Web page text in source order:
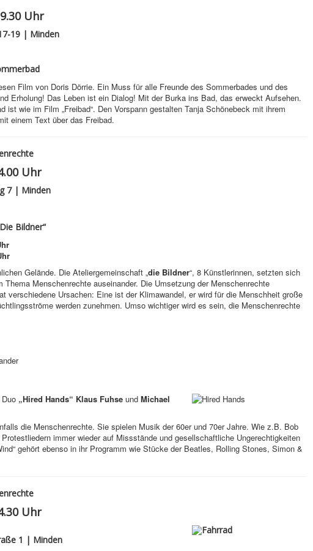
Uhr
19 | Minden
Film von Doris Dörrie. Ein Muss für alle Freunde des Sommerbades und des
Erholung! Das Leben ist ein Dialog! Mit der Burka ins Bad, das erweckt Aufsehen.
ist wie im Film „Freibad“. Den Vorspann gestalten Tanja Schönebeck mit ihrem
einem Text über das Freibad.
Uhr
7 | Minden
Bildner“
Gelände. Die Ateliergemeinschaft „die Bildner“, 8 Künstlerinnen, setzten sich
Menschenrechte auseinander. Die Umsetzung der Menschenrechte
verschiedene Ursachen: Eine ist der Klimawandel, er wird für die Menschheit große
werden zunehmen. Umso wichtiger wird es sein, die Menschenrechte
„Hired Hands“ Klaus Fuhse und Michael
die Menschenrechte. Sie spielen Musik der 60er und 70er Jahre. Wie z.B. Bob
immer wieder auf Missstände und gesellschaftliche Ungerechtigkeiten
gehört ebenso in ihr Programm wie Stücke der Beatles, Rolling Stones, Simon &
Uhr
1 | Minden